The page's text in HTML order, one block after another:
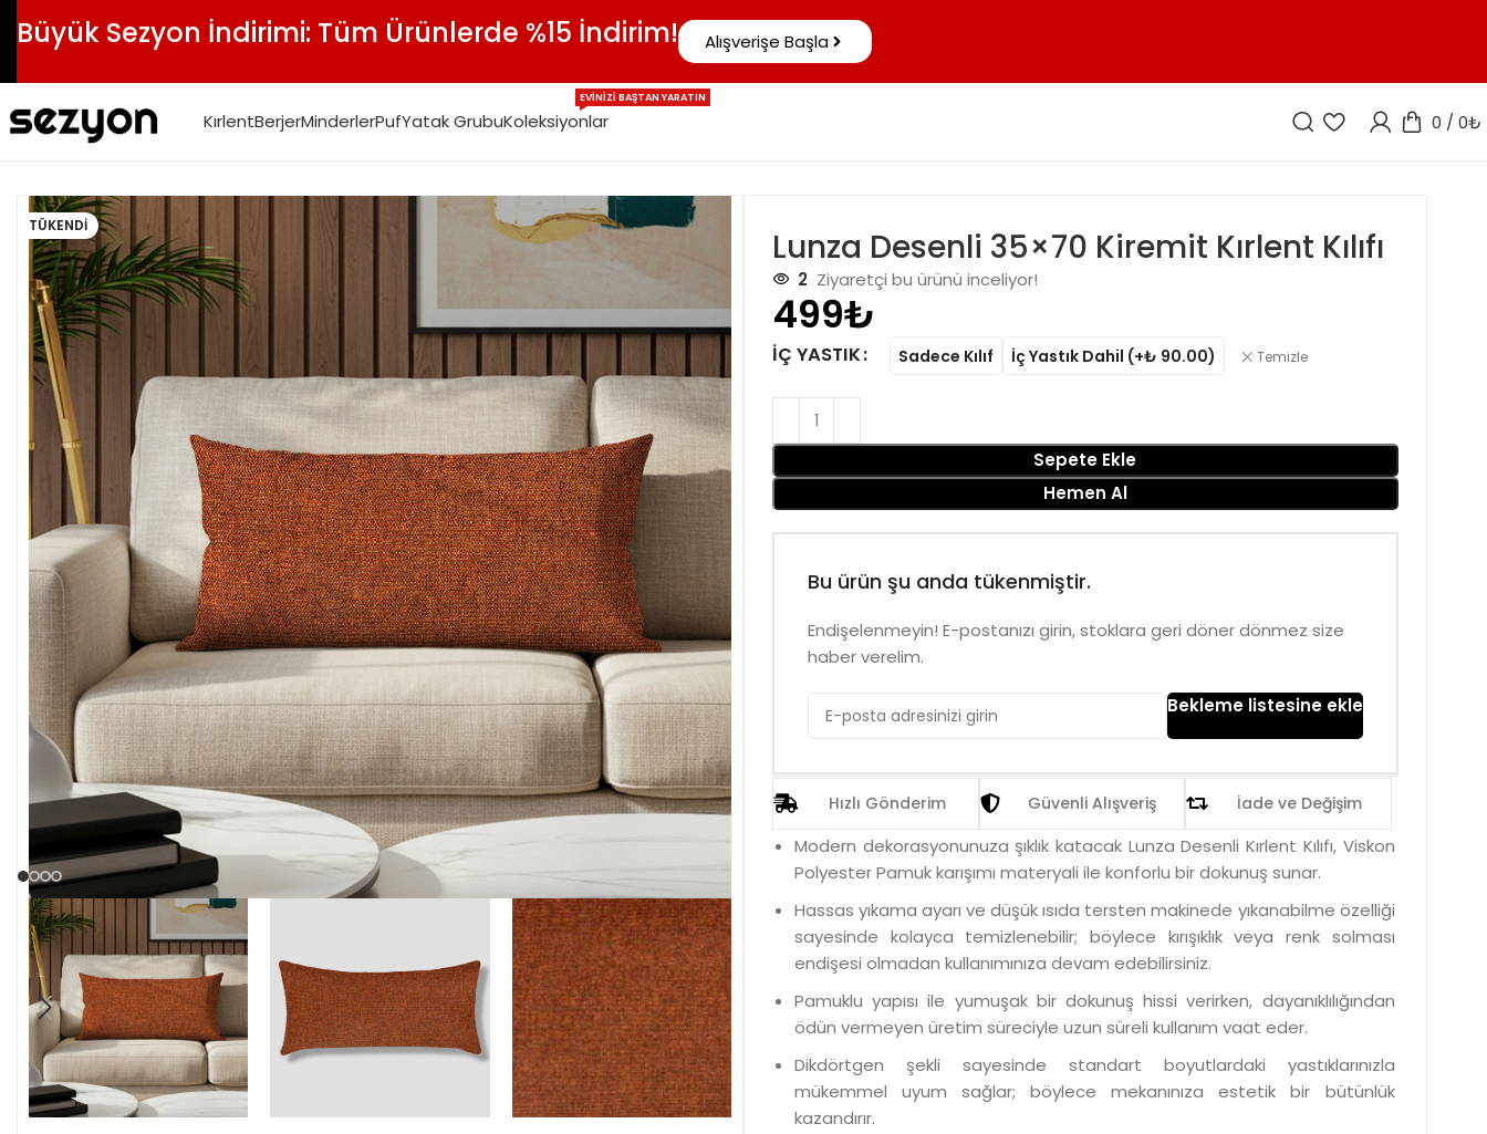
KırlentBerjerMinderlerPufYatak GrubuKoleksiyonlar
EVINIZI BAŞTAN YARATIN
0 /0₺
TÜKENDI
Lunza Desenli 35×70 Kiremit Kırlent Kılıfı
2 Ziyaretçi bu ürünü inceliyor!
₺
İÇ YASTIK Sadece Kılıf İç Yastık Dahil (+₺ 90.00) Temizle
Sepete Ekle
Hemen Al
Bu ürün şu anda tükenmiştir.
Endişelenmeyin! E-postanızı girin, stoklara geri döner dönmez size
haber verelim.
Bekleme listesine ekle
Hızlı Gönderim Güvenli Alışveriş İade ve Değişim
Modern dekorasyonunuza şıklık katacak Lunza Desenli Kırlent Kılıfı, Viskon
Polyester Pamuk karışımı materyali ile konforlu bir dokunuş sunar.
Hassas yıkama ayarı ve düşük ısıda tersten makinede yıkanabilme özelliği
sayesinde kolayca temizlenebilir; böylece kırışıklık veya renk solması
endişesi olmadan kullanımınıza devam edebilirsiniz.
Pamuklu yapısı ile yumuşak bir dokunuş hissi verirken, dayanıklılığından
ödün vermeyen üretim süreciyle uzun süreli kullanım vaat eder.
Dikdörtgen şekli sayesinde standart boyutlardaki yastıklarınızla
mükemmel uyum sağlar; böylece mekanınıza estetik bir bütünlük
kazandırır.
Büyük Sezyon İndirimi: Tüm Ürünlerde %15 İndirim! Alışverişe Başla